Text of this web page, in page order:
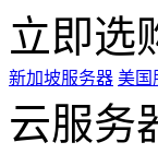
立即选
新加坡服务器 美国
云服务